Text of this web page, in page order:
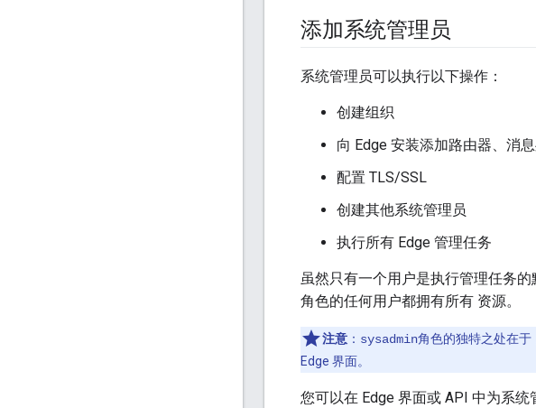
添加系统管理员
系统管理员可以执行以下操作：
创建组织
向 Edge 安装添加路由器、消
配置 TLS/SSL
创建其他系统管理员
执行所有 Edge 管理任务
虽然只有一个用户是执行管理任务
角色的任何用户都拥有所有 资源。
注意 ： sysadmin角色的独特之处在于
Edge 界面。
您可以在 Edge 界面或 API 中为系